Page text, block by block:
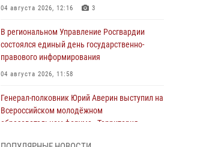
04 августа 2026, 12:16 3
В региональном Управление Росгвардии
состоялся единый день государственно-
правового информирования
04 августа 2026, 11:58
Генерал-полковник Юрий Аверин выступил на
Всероссийском молодёжном
образовательном форуме «Территория